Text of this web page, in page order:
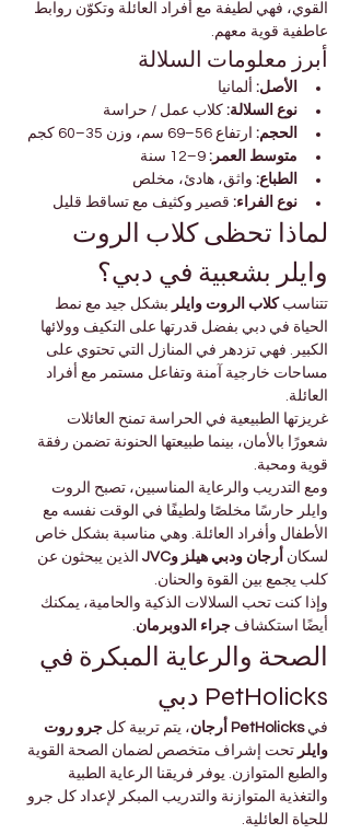
القوي، فهي لطيفة مع أفراد العائلة وتكوّن روابط
عاطفية قوية معهم.
أبرز معلومات السلالة
الأصل: ألمانيا
نوع السلالة: كلاب عمل / حراسة
الحجم: ارتفاع 56–69 سم، وزن 35–60 كجم
متوسط العمر:
الطباع: واثق، هادئ، مخلص
نوع الفراء: قصير وكثيف مع تساقط قليل
لماذا تحظى كلاب الروت
وايلر بشعبية في دبي؟
تتناسب كلاب الروت وايلر بشكل جيد مع نمط
الحياة في دبي بفضل قدرتها على التكيف وولائها
الكبير. فهي تزدهر في المنازل التي تحتوي على
مساحات خارجية آمنة وتفاعل مستمر مع أفراد
العائلة.
غريزتها الطبيعية في الحراسة تمنح العائلات
شعورًا بالأمان، بينما طبيعتها الحنونة تضمن رفقة
قوية ومحبة.
ومع التدريب والرعاية المناسبين، تصبح الروت
وايلر حارسًا مخلصًا ولطيفًا في الوقت نفسه مع
الأطفال وأفراد العائلة. وهي مناسبة بشكل خاص
لسكان أرجان ودبي هيلز وJVC
الذين يبحثون عن
كلب يجمع بين القوة والحنان.
وإذا كنت تحب السلالات الذكية والحامية، يمكنك
أيضًا استكشاف جراء الدوبرمان.
الصحة والرعاية المبكرة في
PetHolicks دبي
في PetHolicks أرجان ، يتم تربية كل جرو روت
وايلر تحت إشراف متخصص لضمان الصحة القوية
والطبع المتوازن. يوفر فريقنا الرعاية الطبية
والتغذية المتوازنة والتدريب المبكر لإعداد كل جرو
للحياة العائلية.